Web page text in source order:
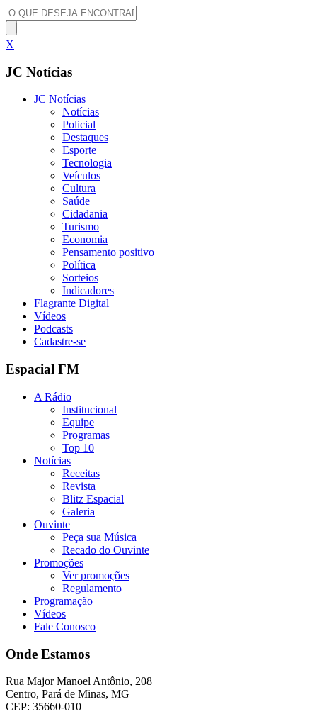
X
JC Notícias
JC Notícias
Notícias
Policial
Destaques
Esporte
Tecnologia
Veículos
Cultura
Saúde
Cidadania
Turismo
Economia
Pensamento positivo
Política
Sorteios
Indicadores
Flagrante Digital
Vídeos
Podcasts
Cadastre-se
Espacial FM
A Rádio
Institucional
Equipe
Programas
Top 10
Notícias
Receitas
Revista
Blitz Espacial
Galeria
Ouvinte
Peça sua Música
Recado do Ouvinte
Promoções
Ver promoções
Regulamento
Programação
Vídeos
Fale Conosco
Onde Estamos
Rua Major Manoel Antônio, 208
Centro, Pará de Minas, MG
CEP: 35660-010